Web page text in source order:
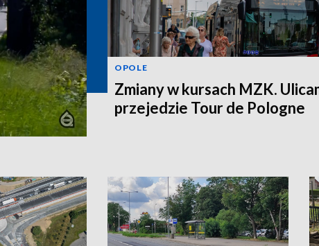
OPOLE
Zmiany w kursach MZK.
przejedzie Tour de Pologne